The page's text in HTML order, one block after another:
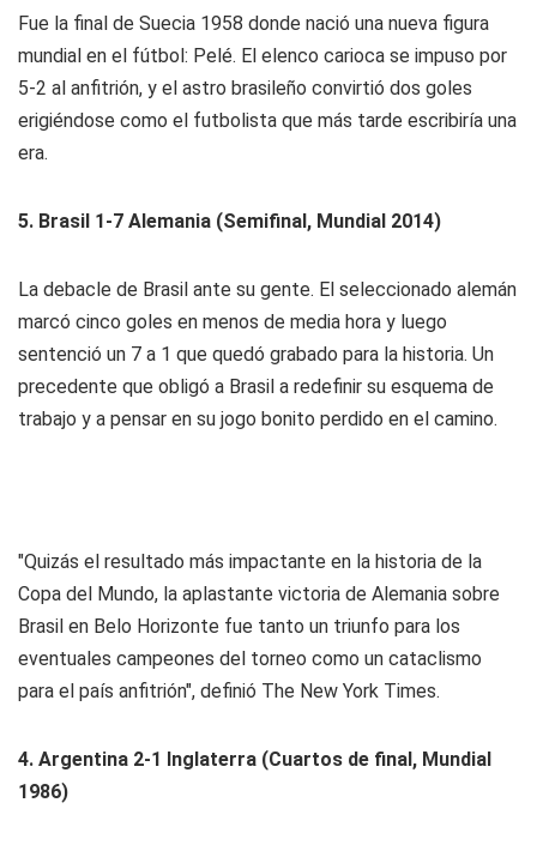
Fue la final de Suecia 1958 donde nació una nueva figura
mundial en el fútbol: Pelé. El elenco carioca se impuso por
5-2 al anfitrión, y el astro brasileño convirtió dos goles
erigiéndose como el futbolista que más tarde escribiría una
era.
5. Brasil 1-7 Alemania (Semifinal, Mundial 2014)
La debacle de Brasil ante su gente. El seleccionado alemán
marcó cinco goles en menos de media hora y luego
sentenció un 7 a 1 que quedó grabado para la historia. Un
precedente que obligó a Brasil a redefinir su esquema de
trabajo y a pensar en su jogo bonito perdido en el camino.
"Quizás el resultado más impactante en la historia de la
Copa del Mundo, la aplastante victoria de Alemania sobre
Brasil en Belo Horizonte fue tanto un triunfo para los
eventuales campeones del torneo como un cataclismo
para el país anfitrión", definió The New York Times.
4. Argentina 2-1 Inglaterra (Cuartos de final, Mundial
1986)